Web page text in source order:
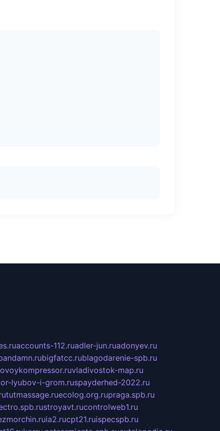
accounts-112.ruadler-jun.ruadonyev.ru
bigfatcc.rublagodarenie-spb.ru
vladivostok-map.ru
lyubov-i-grom.ruspayderhed-2022.ru
tutmassage.ruecolog.org.rupraga.spb.ru
stroyavt.rucontrolweb1.ru
ia2.rucpt21.ruispecspb.ru